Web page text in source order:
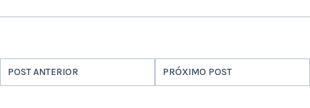
POST ANTERIOR PRÓXIMO POST